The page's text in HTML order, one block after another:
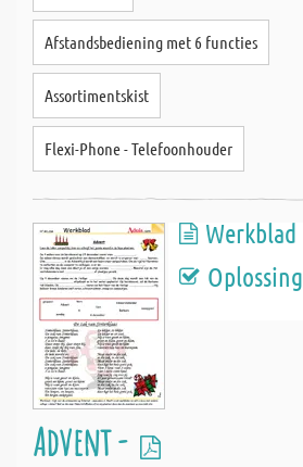
Afstandsbediening met 6 functies
Assortimentskist
Flexi-Phone - Telefoonhouder
Werkblad
Oplossing
Advent -